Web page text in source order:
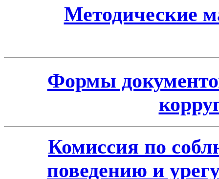
Методические
Формы
Комиссия по
поведению и